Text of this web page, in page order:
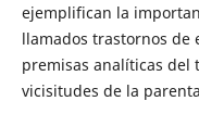
ejemplifican la
llamados trastornos de
premisas analíticas del
vicisitudes de la